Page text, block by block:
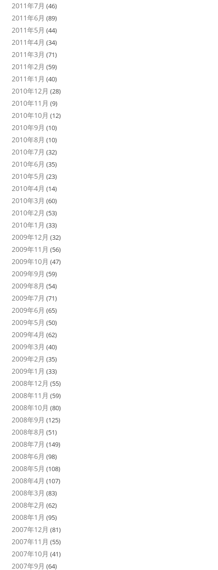
2011年7月 (46)
2011年6月 (89)
2011年5月 (44)
2011年4月 (34)
2011年3月 (71)
2011年2月 (59)
2011年1月 (40)
2010年12月 (28)
2010年11月 (9)
2010年10月 (12)
2010年9月 (10)
2010年8月 (10)
2010年7月 (32)
2010年6月 (35)
2010年5月 (23)
2010年4月 (14)
2010年3月 (60)
2010年2月 (53)
2010年1月 (33)
2009年12月 (32)
2009年11月 (56)
2009年10月 (47)
2009年9月 (59)
2009年8月 (54)
2009年7月 (71)
2009年6月 (65)
2009年5月 (50)
2009年4月 (62)
2009年3月 (40)
2009年2月 (35)
2009年1月 (33)
2008年12月 (55)
2008年11月 (59)
2008年10月 (80)
2008年9月 (125)
2008年8月 (51)
2008年7月 (149)
2008年6月 (98)
2008年5月 (108)
2008年4月 (107)
2008年3月 (83)
2008年2月 (62)
2008年1月 (95)
2007年12月 (81)
2007年11月 (55)
2007年10月 (41)
2007年9月 (64)